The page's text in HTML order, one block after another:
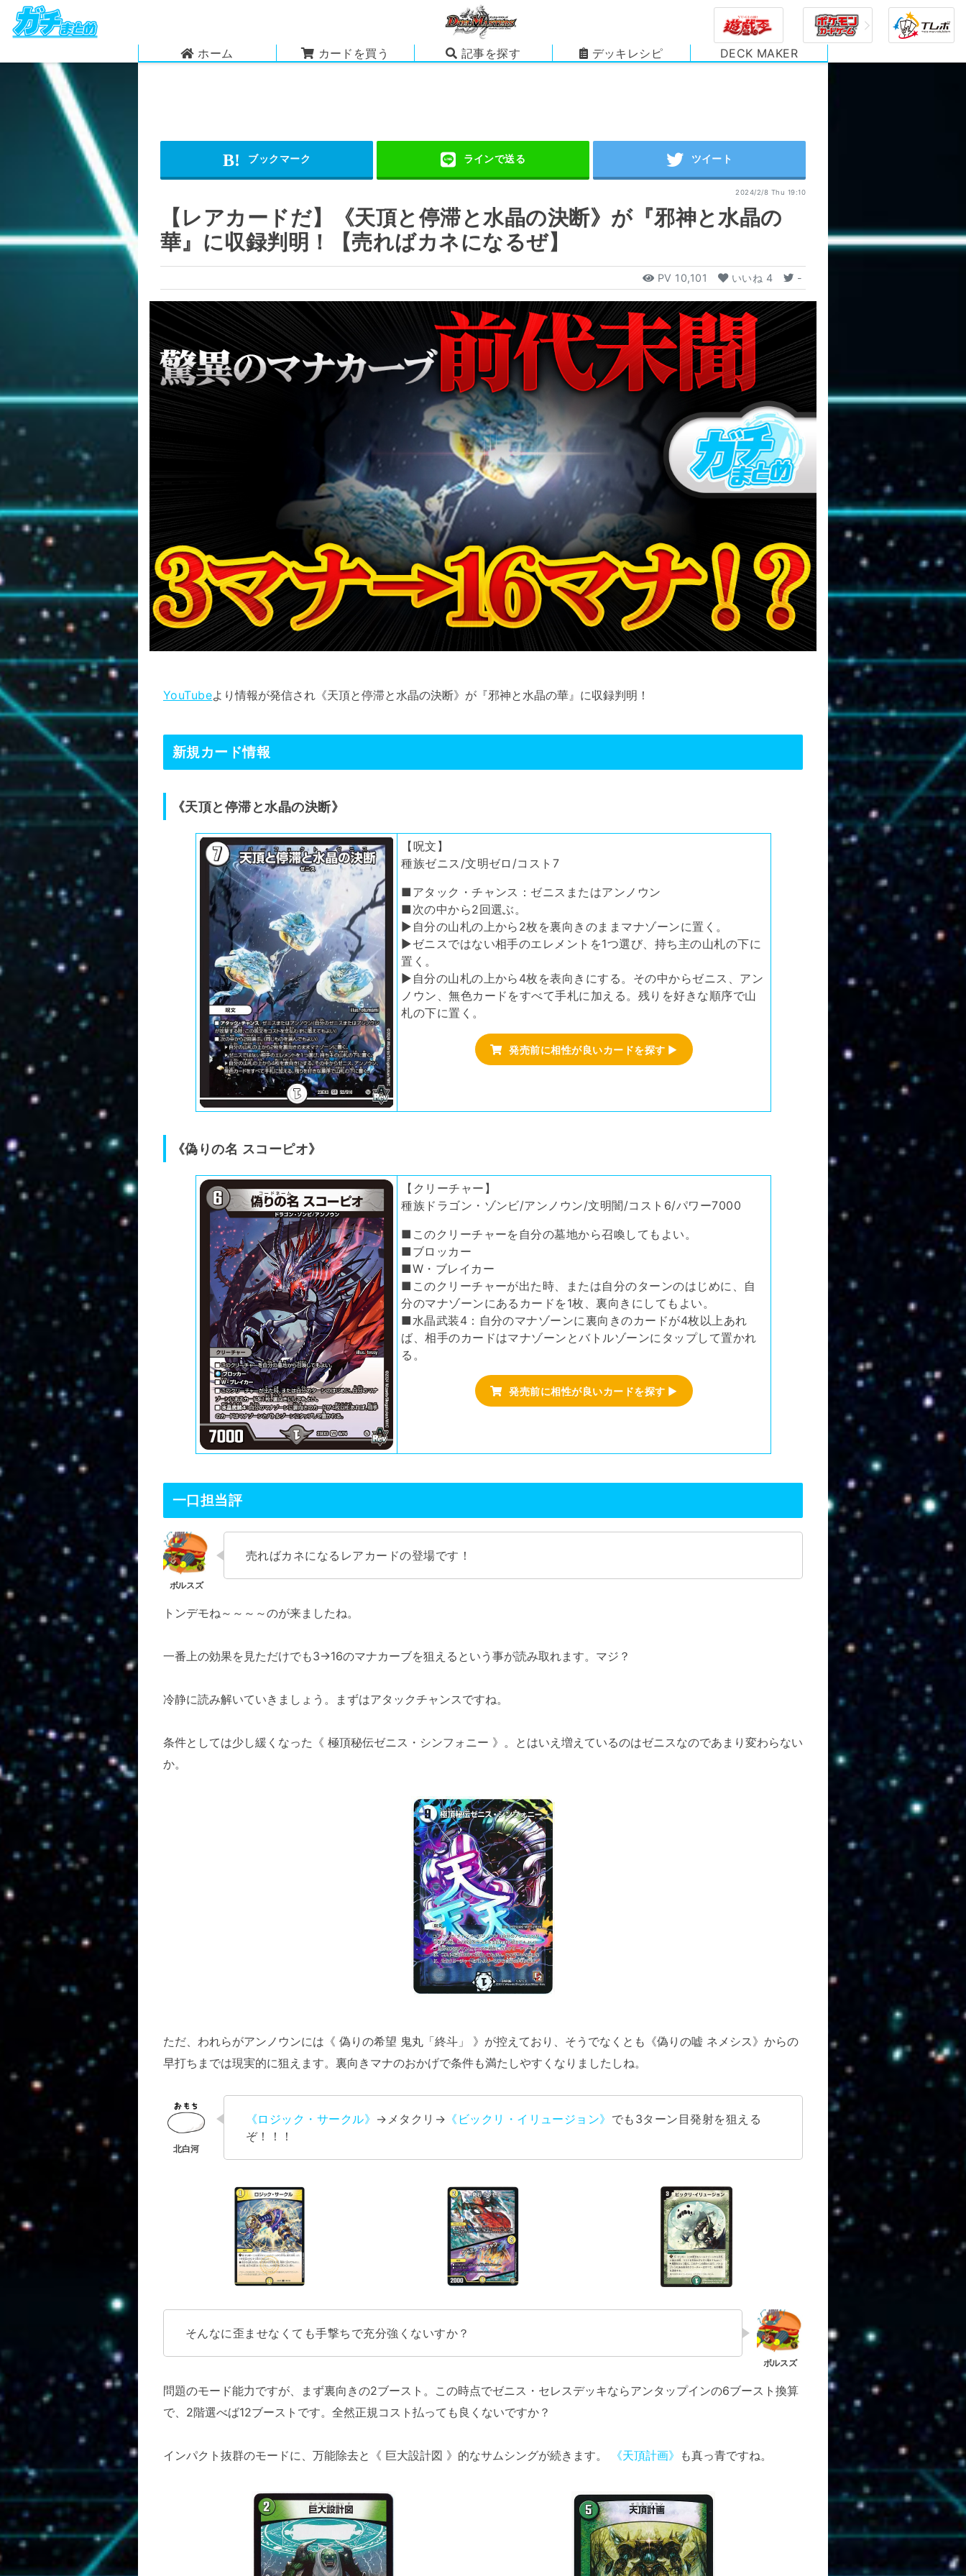
ホーム カードを買う 記事を探す デッキレシピ DECK MAKER
2024/2/8 Thu 19:10
【レアカードだ】《天頂と停滞と水晶の決断》が『邪神と水晶の
華』に収録判明！【売ればカネになるぜ】
PV 10,101 いいね 4 -
YouTubeより情報が発信され《天頂と停滞と水晶の決断》が『邪神と水晶の華』に収録判明！
新規カード情報
《天頂と停滞と水晶の決断》
【呪文】
種族ゼニス/文明ゼロ/コスト7
■アタック・チャンス：ゼニスまたはアンノウン
■次の中から2回選ぶ。
▶自分の山札の上から2枚を裏向きのままマナゾーンに置く。
▶ゼニスではない相手のエレメントを1つ選び、持ち主の山札の下に
置く。
▶自分の山札の上から4枚を表向きにする。その中からゼニス、アン
ノウン、無色カードをすべて手札に加える。残りを好きな順序で山
札の下に置く。
発売前に相性が良いカードを探す ▶
《偽りの名 スコーピオ》
【クリーチャー】
種族ドラゴン・ゾンビ/アンノウン/文明闇/コスト6/パワー7000
■このクリーチャーを自分の墓地から召喚してもよい。
■ブロッカー
■W・ブレイカー
■このクリーチャーが出た時、または自分のターンのはじめに、自
分のマナゾーンにあるカードを1枚、裏向きにしてもよい。
■水晶武装4：自分のマナゾーンに裏向きのカードが4枚以上あれ
ば、相手のカードはマナゾーンとバトルゾーンにタップして置かれ
る。
発売前に相性が良いカードを探す ▶
一口担当評
売ればカネになるレアカードの登場です！
トンデモね～～～～のが来ましたね。
一番上の効果を見ただけでも3→16のマナカーブを狙えるという事が読み取れます。マジ？
冷静に読み解いていきましょう。まずはアタックチャンスですね。
条件としては少し緩くなった《 極頂秘伝ゼニス・シンフォニー 》。とはいえ増えているのはゼニスなのであまり変わらない
か。
ただ、われらがアンノウンには《 偽りの希望 鬼丸「終斗」 》が控えており、そうでなくとも《偽りの嘘 ネメシス》からの
早打ちまでは現実的に狙えます。裏向きマナのおかげで条件も満たしやすくなりましたしね。
《ロジック・サークル》 →メタクリ→ 《ビックリ・イリュージョン》 でも3ターン目発射を狙える
ぞ！！！
そんなに歪ませなくても手撃ちで充分強くないすか？
問題のモード能力ですが、まず裏向きの2ブースト。この時点でゼニス・セレスデッキならアンタップインの6ブースト換算
で、2階選べば12ブーストです。全然正規コスト払っても良くないですか？
インパクト抜群のモードに、万能除去と《 巨大設計図 》的なサムシングが続きます。 《天頂計画》 も真っ青ですね。